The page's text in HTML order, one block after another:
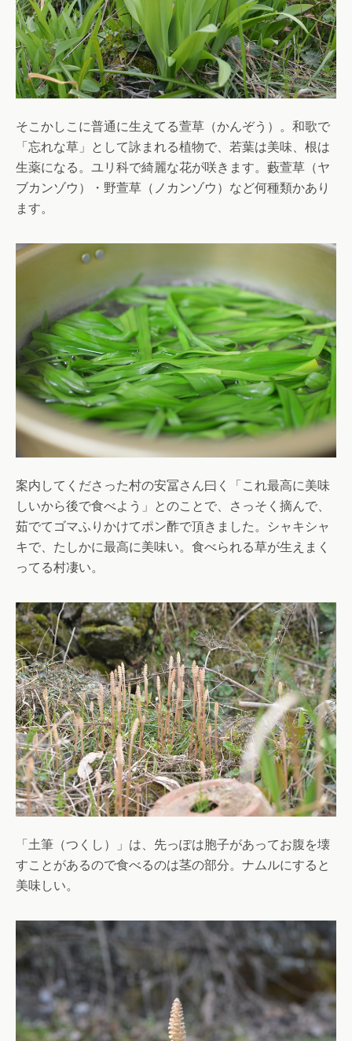
そこかしこに普通に生えてる萱草（かんぞう）。和歌で
「忘れな草」として詠まれる植物で、若葉は美味、根は
生薬になる。ユリ科で綺麗な花が咲きます。藪萱草（ヤ
ブカンゾウ）・野萱草（ノカンゾウ）など何種類かあり
ます。
案内してくださった村の安冨さん曰く「これ最高に美味
しいから後で食べよう」とのことで、さっそく摘んで、
茹でてゴマふりかけてポン酢で頂きました。シャキシャ
キで、たしかに最高に美味い。食べられる草が生えまく
ってる村凄い。
「土筆（つくし）」は、先っぽは胞子があってお腹を壊
すことがあるので食べるのは茎の部分。ナムルにすると
美味しい。